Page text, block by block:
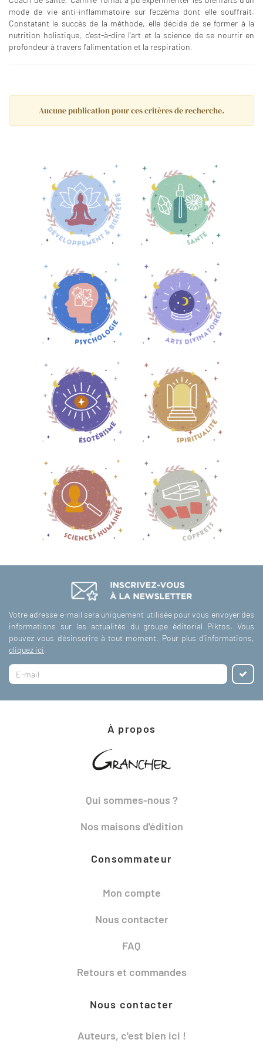
mode de vie anti-inflammatoire sur l’eczéma dont elle souffrait.
Constatant le succès de la méthode, elle décide de se former à la
nutrition holistique, c'est-à-dire l'art et la science de se nourrir en
profondeur à travers l'alimentation et la respiration.
Aucune publication pour ces critères de recherche.
Votre adresse e-mail sera uniquement utilisée pour vous envoyer des
informations sur les actualités du groupe éditorial Piktos. Vous
pouvez vous désinscrire à tout moment. Pour plus d'informations,
cliquez ici.
À propos
Qui sommes-nous ?
Nos maisons d'édition
Consommateur
Mon compte
Nous contacter
FAQ
Retours et commandes
Nous contacter
Auteurs, c'est bien ici !